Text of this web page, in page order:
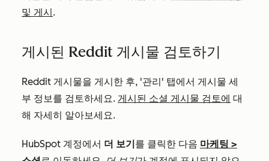
및 게시 .
게시된 Reddit 게시물 검토하기
Reddit 게시물을 게시한 후, '관리' 탭에서 게시물 세
부 정보를 검토하세요. 게시된 소셜 게시물 검토에 대
해 자세히 알아보세요.
HubSpot 계정에서 더 보기 를 클릭한 다음 마케팅 >